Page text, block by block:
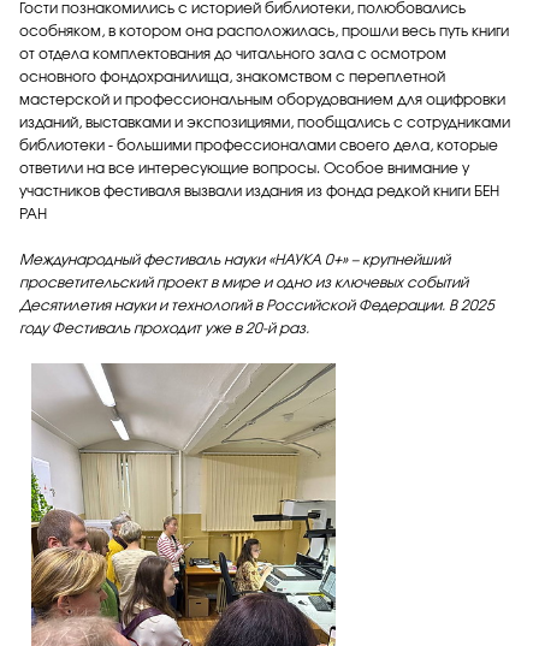
Гости познакомились с историей библиотеки, полюбовались
особняком, в котором она расположилась, прошли весь путь книги
от отдела комплектования до читального зала с осмотром
основного фондохранилища, знакомством с переплетной
мастерской и профессиональным оборудованием для оцифровки
изданий, выставками и экспозициями, пообщались с сотрудниками
библиотеки - большими профессионалами своего дела, которые
ответили на все интересующие вопросы. Особое внимание у
участников фестиваля вызвали издания из фонда редкой книги БЕН
РАН
Международный фестиваль науки «НАУКА 0+» – крупнейший
просветительский проект в мире и одно из ключевых событий
Десятилетия науки и технологий в Российской Федерации. В 2025
году Фестиваль проходит уже в 20-й раз.